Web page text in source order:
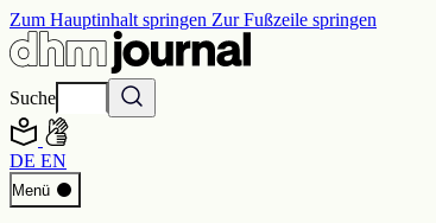
Zum Hauptinhalt springen Zur Fußzeile springen
Suche
DE EN
Menü
Start
Programm